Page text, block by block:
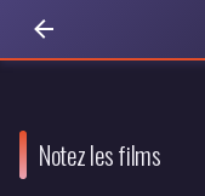
Notez les films